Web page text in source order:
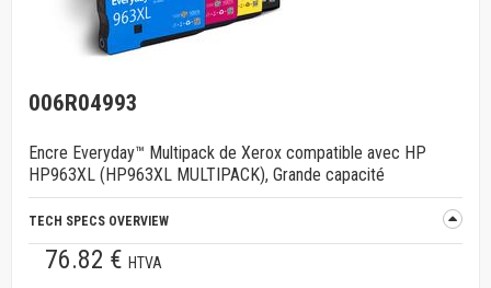
006R04993
Encre Everyday™ Multipack de Xerox compatible avec HP
HP963XL (HP963XL MULTIPACK), Grande capacité
TECH SPECS OVERVIEW
76.82 € HTVA